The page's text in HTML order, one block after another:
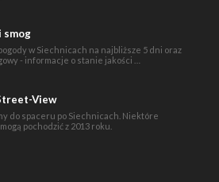
smog
w Siechnicach na najbliższe 5 dni oraz
- informacje o stanie jakości …
View
do spaceru po Siechnicach. Niektóre
pochodzić z 2013 roku.